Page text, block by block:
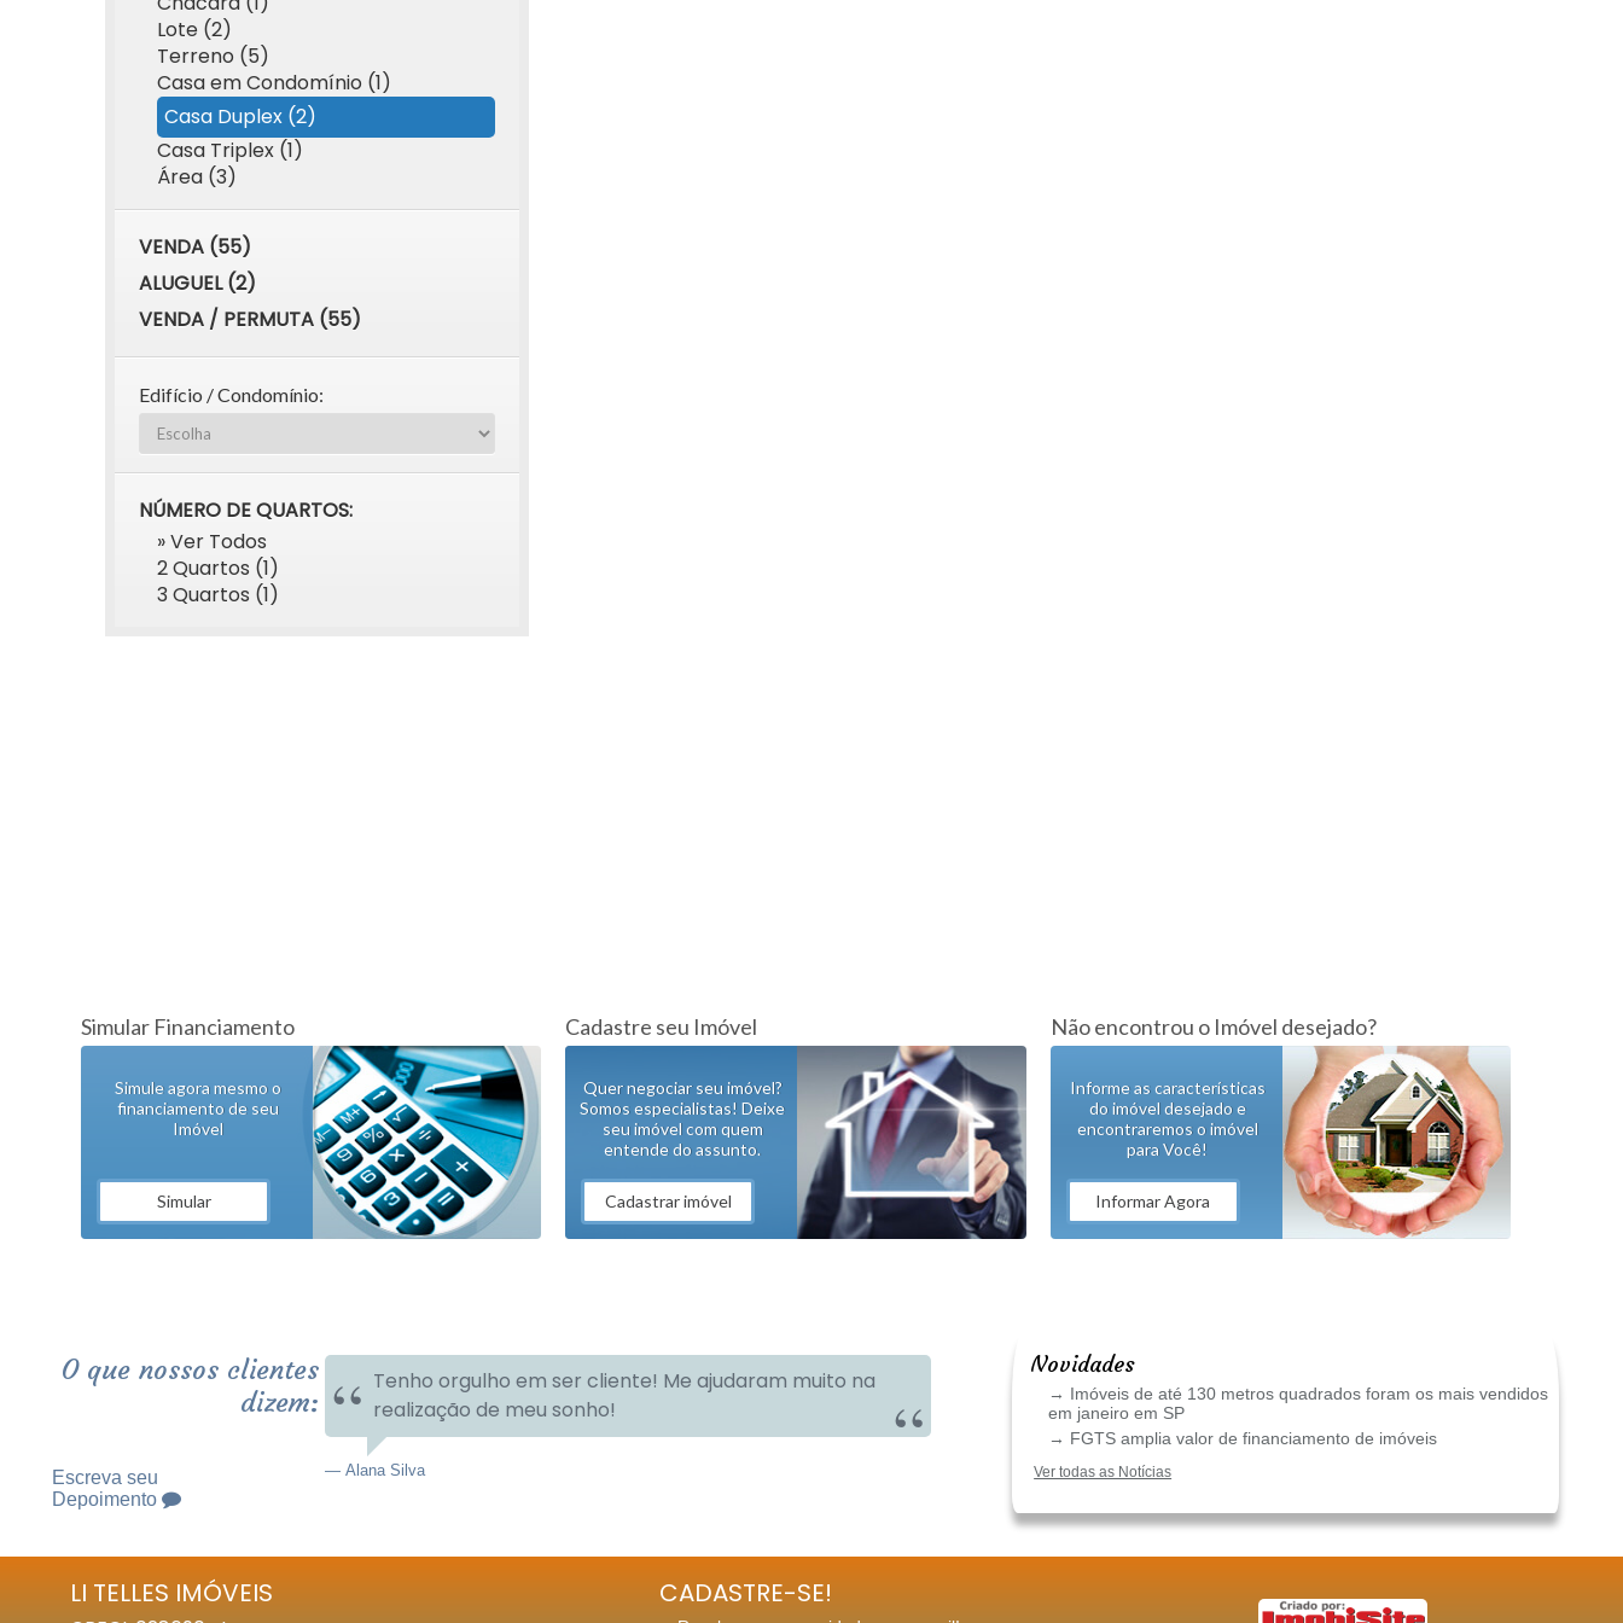
Lote (2)
Terreno (5)
Casa em Condomínio (1)
Casa Duplex (2)
Casa Triplex (1)
Área (3)
VENDA (55)
ALUGUEL (2)
VENDA / PERMUTA (55)
Edifício / Condomínio:
NÚMERO DE QUARTOS:
» Ver Todos
2 Quartos (1)
3 Quartos (1)
Simular Financiamento
Simule agora mesmo o
financiamento de seu
Imóvel
Simular
Cadastre seu Imóvel
Quer negociar seu imóvel?
Somos especialistas! Deixe
seu imóvel com quem
entende do assunto.
Cadastrar imóvel
Não encontrou o Imóvel desejado?
Informe as características
do imóvel desejado e
encontraremos o imóvel
para Você!
Informar Agora
O que nossos clientes
dizem:
Escreva seu
Depoimento
Tenho orgulho em ser cliente! Me ajudaram muito na
realização de meu sonho!
Alana Silva
Novidades
→ Imóveis de até 130 metros quadrados foram os mais vendidos
em janeiro em SP
→ FGTS amplia valor de financiamento de imóveis
Ver todas as Notícias
LI TELLES IMÓVEIS CADASTRE-SE!